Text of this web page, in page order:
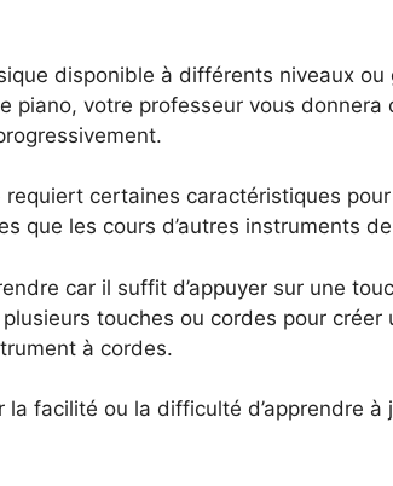
disponible à différents niveaux
piano, votre professeur vous
certaines caractéristiques
que les cours d’autres instruments
car il suffit d’appuyer sur une
touches ou cordes pour
à cordes.
facilité ou la difficulté d’apprendre